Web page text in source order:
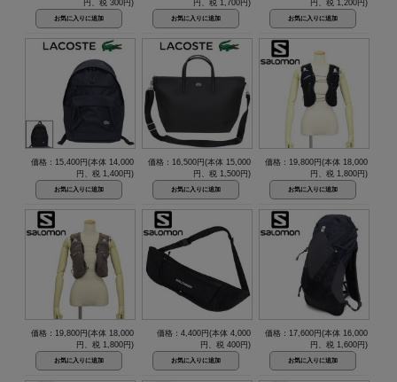
円、税 300円)
円、税 1,700円)
円、税 1,200円)
価格：15,400円(本体 14,000
円、税 1,400円)
価格：16,500円(本体 15,000
円、税 1,500円)
価格：19,800円(本体 18,000
円、税 1,800円)
価格：19,800円(本体 18,000
円、税 1,800円)
価格：4,400円(本体 4,000
円、税 400円)
価格：17,600円(本体 16,000
円、税 1,600円)